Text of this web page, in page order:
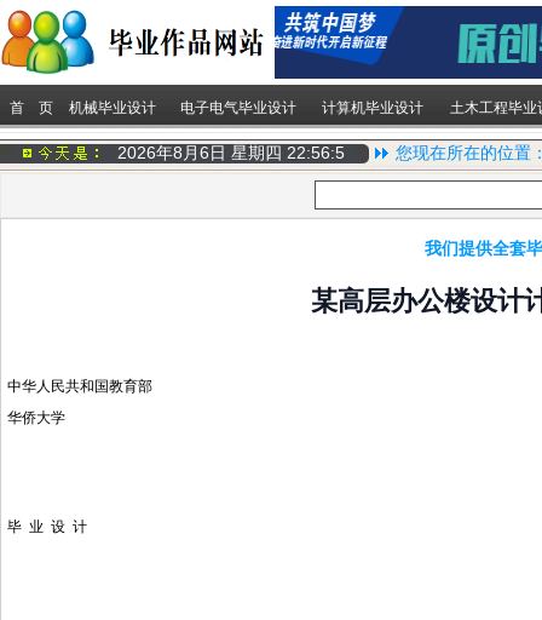
首 页 机械毕业设计 电子电气毕业设计 计算机毕业设计 土木工程毕业
2026年8月6日 星期四 22:56:5 您现在所在的位置
我们提供全套
某高层办公楼设计
中华人民共和国教育部
华侨大学
毕 业 设 计